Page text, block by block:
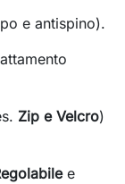
e antispino).
Zip e Velcro)
e